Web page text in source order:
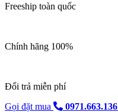
Freeship toàn quốc
Chính hãng 100%
Đổi trả miễn phí
Gọi đặt mua
0971.663.136